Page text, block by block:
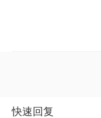
快速回复